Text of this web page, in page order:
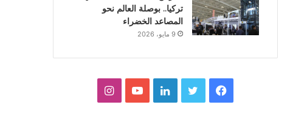
تركيا.. بوصلة العالم نحو
المصاعد الخضراء
9 مايو، 2026
ل
ا